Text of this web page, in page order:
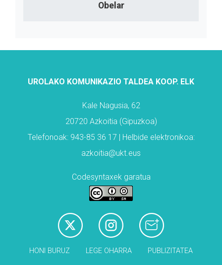
Obelar
UROLAKO KOMUNIKAZIO TALDEA KOOP. ELK
Kale Nagusia, 62
20720 Azkoitia (Gipuzkoa)
Telefonoak: 943-85 36 17 | Helbide elektronikoa:
azkoitia@ukt.eus
Codesyntaxek garatua
HONI BURUZ LEGE OHARRA PUBLIZITATEA